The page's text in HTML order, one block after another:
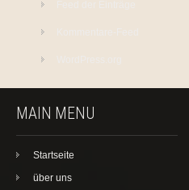
MAIN MENU
Startseite
über uns